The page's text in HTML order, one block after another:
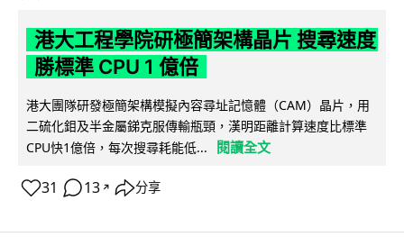
港大工程學院研極簡架構晶片 搜尋速度
勝標準 CPU 1 億倍
港大團隊研發極簡架構模擬內容尋址記憶體（CAM）晶片，用
二硫化鉬及半金屬銻克服傳輸瓶頸，漢明距離計算速度比標準
CPU快1億倍，每次搜尋耗能低...
閱讀全文
31 13 ↗ 分享